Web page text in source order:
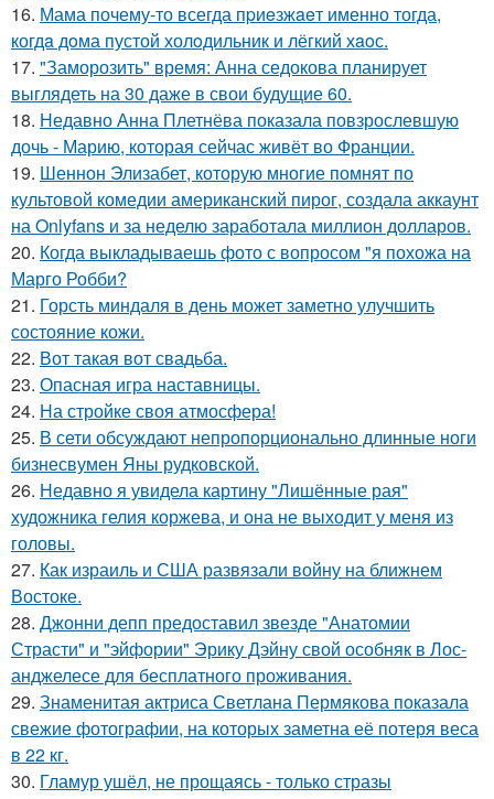
16. Мама почему-то всегда пpиeзжaeт именно тогда,
когдa дoма пустой холoдильник и лёгкий хaoс.
17. "Заморозить" время: Анна седокова планирует
выглядеть на 30 даже в свои будущие 60.
18. Недавно Анна Плетнёва показала повзрослевшую
дочь - Марию, которая сейчас живёт во Франции.
19. Шеннон Элизабет, которую многие помнят по
культовой комедии американский пирог, создала аккаунт
на Onlyfans и за неделю заработала миллион долларов.
20. Когда выкладываешь фото с вопросом "я похожа на
Марго Робби?
21. Горсть миндаля в день может заметно улучшить
состояние кожи.
22. Вот такая вот свадьба.
23. Опасная игра наставницы.
24. На стройке своя атмосфера!
25. В сети обсуждают непропорционально длинные ноги
бизнесвумен Яны рудковской.
26. Недавно я увидела картину "Лишённые рая"
художника гелия коржева, и она не выходит у меня из
головы.
27. Как израиль и США развязали войну на ближнем
Востоке.
28. Джонни депп предоставил звезде "Анатомии
Страсти" и "эйфории" Эрику Дэйну свой особняк в Лос-
анджелесе для бесплатного проживания.
29. Знаменитая актриса Светлана Пермякова показала
свежие фотографии, на которых заметна её потеря веса
в 22 кг.
30. Гламур ушёл, не прощаясь - только стразы